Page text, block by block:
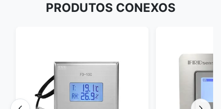
PRODUTOS CONEXOS